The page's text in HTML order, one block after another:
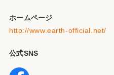
ホームページ
http://www.earth-official.net/
公式SNS